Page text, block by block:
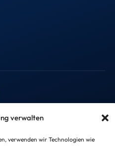
verwalten
verwenden wir Technologien wie
vorbehalten.